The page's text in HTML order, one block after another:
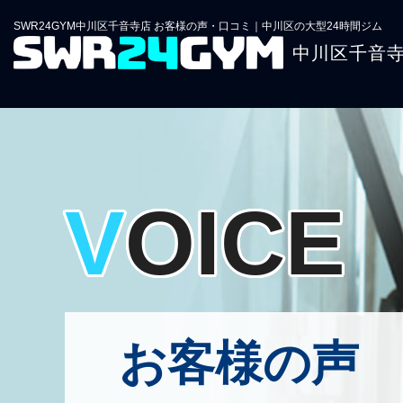
SWR24GYM中川区千音寺店 お客様の声・口コミ｜中川区の大型24時間ジム
中川区千音
VOICE
お客様の声